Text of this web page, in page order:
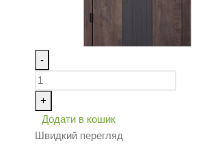
-
+
Додати в кошик
Швидкий перегляд